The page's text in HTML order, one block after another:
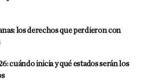
los derechos que perdieron con
cuándo inicia y qué estados serán los